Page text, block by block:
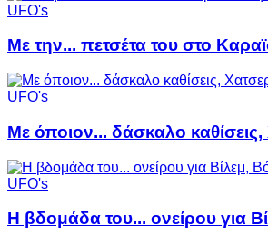
UFO's
Με την... πετσέτα του στο
UFO's
Με όποιον... δάσκαλο καθίσεις,
UFO's
Η βδομάδα του... ονείρου για